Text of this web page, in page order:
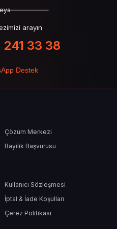
arayın
33 38
Destek
Çözüm Merkezi
Bayilik Başvurusu
Kullanıcı Sözleşmesi
İptal & İade Koşulları
Çerez Politikası